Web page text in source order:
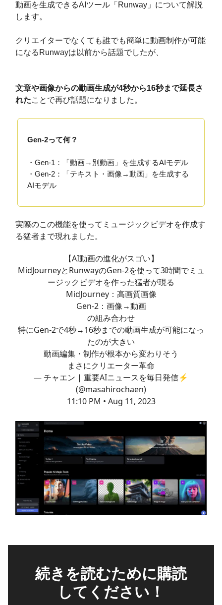
動画を生成できるAIツール「Runway」について解説
します。
クリエイターでなくても誰でも簡単に動画制作が可能
になるRunwayは以前から話題でしたが、
文章や画像からの動画生成が4秒から16秒まで延長さ
れたことで再び話題になりました。
Gen-2って何？
・Gen-1：「動画→別動画」を生成するAIモデル
・Gen-2：「テキスト・画像→動画」を生成する
AIモデル
実際のこの機能を使ってミュージックビデオを作成す
る猛者まで現れました。
【AI動画の進化がスゴい】
MidJourneyとRunwayのGen-2を使って3時間でミュ
ージックビデオを作った猛者が現る
MidJourney：高画質画像
Gen-2：画像→動画
の組み合わせ
特にGen-2で4秒→16秒までの動画生成が可能になっ
たのが大きい
動画編集・制作が根本から変わりそう
まさにクリエーター革命
— チャエン | 重要AIニュースを毎日発信⚡️
(@masahirochaen)
11:10 PM • Aug 11, 2023
続きを読むために購読
してください！